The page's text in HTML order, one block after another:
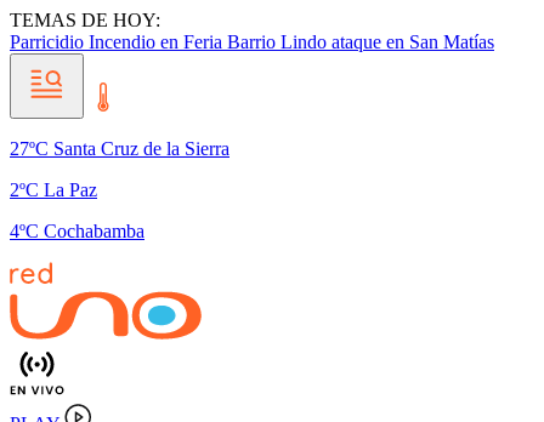
TEMAS DE HOY:
Parricidio Incendio en Feria Barrio Lindo ataque en San Matías
27ºC Santa Cruz de la Sierra
2ºC La Paz
4ºC Cochabamba